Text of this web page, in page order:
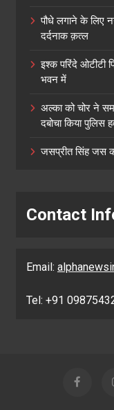
पौधे लगाने के लिए
दर्दनाक क़त्ल
इश्क परिंदे ओटीटी
भवन में
अल्का को चोर ने
दबोचा किया पुलिस
जसप्रीत सिंह जस
Contact
Email:
Tel: +91